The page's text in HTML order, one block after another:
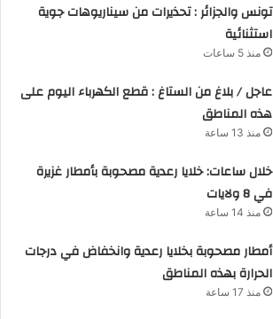
تونس والجزائر : تحذيرات من سيناريوهات جوية
استثنائية
منذ 5 ساعات
عاجل / بلاغ من الستاغ : قطع الكهرباء اليوم على
هذه المناطق
منذ 13 ساعة
خلال ساعات: خلايا رعدية مصحوبة بأمطار غزيرة
في 8 ولايات
منذ 14 ساعة
أمطار مصحوبة بخلايا رعدية وانخفاض في درجات
الحرارة بهذه المناطق
منذ 17 ساعة